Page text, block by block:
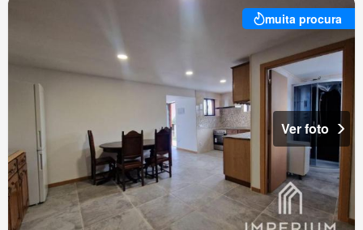
muita procura
Ver foto